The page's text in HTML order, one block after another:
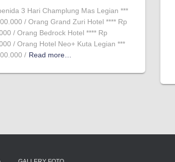
3 Hari Champlung Mas Legian ***
/ Orang Grand Zuri Hotel **** Rp
/ Orang Bedrock Hotel **** Rp
/ Orang Hotel Neo+ Kuta Legian ***
/ Read more…